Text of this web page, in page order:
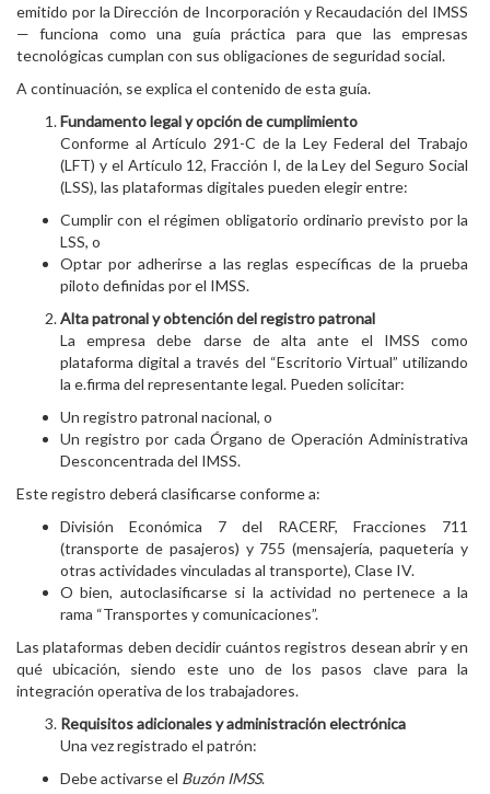
emitido por la Dirección de Incorporación y Recaudación del IMSS
— funciona como una guía práctica para que las empresas
tecnológicas cumplan con sus obligaciones de seguridad social.
A continuación, se explica el contenido de esta guía.
Fundamento legal y opción de cumplimiento
Conforme al Artículo 291-C de la Ley Federal del Trabajo
(LFT) y el Artículo 12, Fracción I, de la Ley del Seguro Social
(LSS), las plataformas digitales pueden elegir entre:
Cumplir con el régimen obligatorio ordinario previsto por la
LSS, o
Optar por adherirse a las reglas específicas de la prueba
piloto definidas por el IMSS.
Alta patronal y obtención del registro patronal
La empresa debe darse de alta ante el IMSS como
plataforma digital a través del “Escritorio Virtual” utilizando
la e.firma del representante legal. Pueden solicitar:
Un registro patronal nacional, o
Un registro por cada Órgano de Operación Administrativa
Desconcentrada del IMSS.
Este registro deberá clasificarse conforme a:
División Económica 7 del RACERF, Fracciones 711
(transporte de pasajeros) y 755 (mensajería, paquetería y
otras actividades vinculadas al transporte), Clase IV.
O bien, autoclasificarse si la actividad no pertenece a la
rama “Transportes y comunicaciones”.
Las plataformas deben decidir cuántos registros desean abrir y en
qué ubicación, siendo este uno de los pasos clave para la
integración operativa de los trabajadores.
Requisitos adicionales y administración electrónica
Una vez registrado el patrón:
Debe activarse el Buzón IMSS.